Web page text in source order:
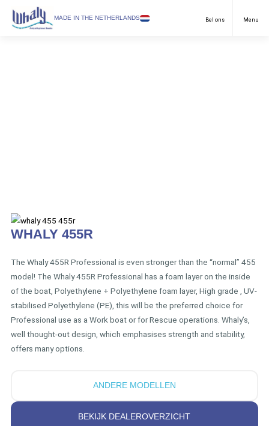
MADE IN THE NETHERLANDS Bel ons Menu
Nieuws
SELECT LANGUAGE
WHALY 455R
The Whaly 455R Professional is even stronger than the “normal” 455
model! The Whaly 455R Professional has a foam layer on the inside
of the boat, Polyethylene + Polyethylene foam layer, High grade , UV-
stabilised Polyethylene (PE), this will be the preferred choice for
Professional use as a Work boat or for Rescue operations. Whaly’s,
well thought-out design, which emphasises strength and stability,
offers many options.
ANDERE MODELLEN
BEKIJK DEALEROVERZICHT